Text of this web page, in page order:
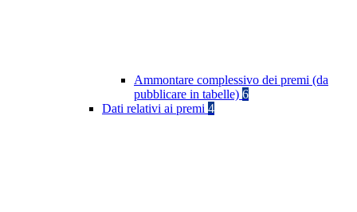
Ammontare complessivo dei premi (da
pubblicare in tabelle) 6
Dati relativi ai premi 4